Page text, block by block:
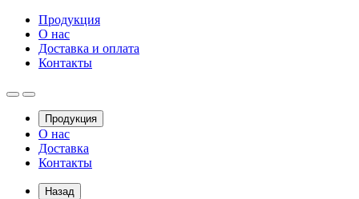
Продукция
О нас
Доставка и оплата
Контакты
Продукция
О нас
Доставка
Контакты
Назад